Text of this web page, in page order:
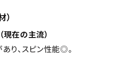
現在の主流）
り、スピン性能◎。